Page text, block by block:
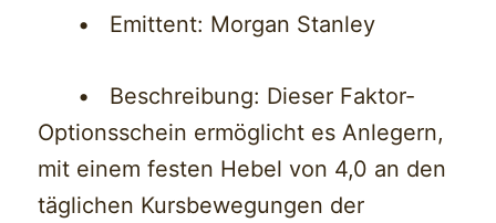
• Emittent: Morgan Stanley
• Beschreibung: Dieser Faktor-
Optionsschein ermöglicht es Anlegern,
mit einem festen Hebel von 4,0 an den
täglichen Kursbewegungen der